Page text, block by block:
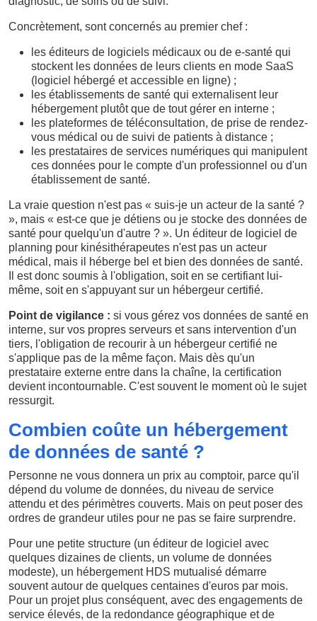
Concrètement, sont concernés au premier chef :
les éditeurs de logiciels médicaux ou de e-santé qui
stockent les données de leurs clients en mode SaaS
(logiciel hébergé et accessible en ligne) ;
les établissements de santé qui externalisent leur
hébergement plutôt que de tout gérer en interne ;
les plateformes de téléconsultation, de prise de rendez-
vous médical ou de suivi de patients à distance ;
les prestataires de services numériques qui manipulent
ces données pour le compte d'un professionnel ou d'un
établissement de santé.
La vraie question n'est pas « suis-je un acteur de la santé ?
», mais « est-ce que je détiens ou je stocke des données de
santé pour quelqu'un d'autre ? ». Un éditeur de logiciel de
planning pour kinésithérapeutes n'est pas un acteur
médical, mais il héberge bel et bien des données de santé.
Il est donc soumis à l'obligation, soit en se certifiant lui-
même, soit en s'appuyant sur un hébergeur certifié.
Point de vigilance : si vous gérez vos données de santé en
interne, sur vos propres serveurs et sans intervention d'un
tiers, l'obligation de recourir à un hébergeur certifié ne
s'applique pas de la même façon. Mais dès qu'un
prestataire externe entre dans la chaîne, la certification
devient incontournable. C'est souvent le moment où le sujet
ressurgit.
Combien coûte un hébergement
de données de santé ?
Personne ne vous donnera un prix au comptoir, parce qu'il
dépend du volume de données, du niveau de service
attendu et des périmètres couverts. Mais on peut poser des
ordres de grandeur utiles pour ne pas se faire surprendre.
Pour une petite structure (un éditeur de logiciel avec
quelques dizaines de clients, un volume de données
modeste), un hébergement HDS mutualisé démarre
souvent autour de quelques centaines d'euros par mois.
Pour un projet plus conséquent, avec des engagements de
service élevés, de la redondance géographique et de